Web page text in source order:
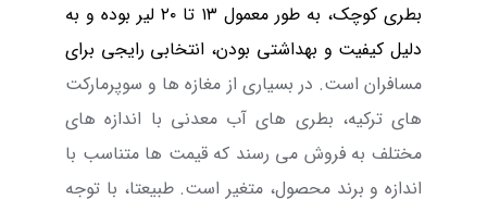
بطری کوچک، به طور معمول ۱۳ تا ۲۰ لیر
بوده و به
دلیل کیفیت و بهداشتی بودن، انتخابی رایجی برای
مسافران است. در بسیاری از مغازه ها و سوپرمارکت
های ترکیه، بطری های آب معدنی با اندازه های
مختلف به فروش می رسند که قیمت ها متناسب با
اندازه و برند محصول، متغیر است. طبیعتا، با توجه